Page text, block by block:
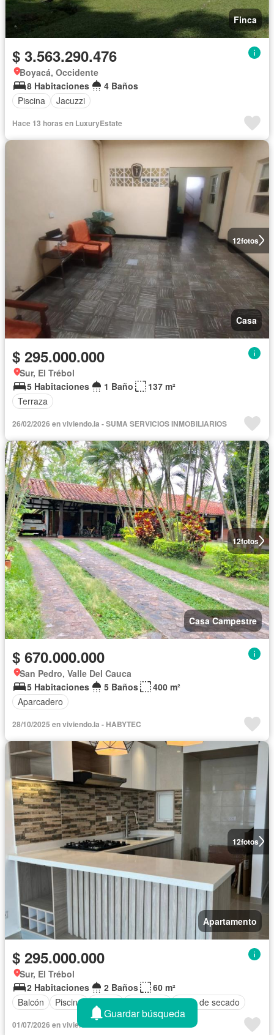
Finca
$ 3.563.290.476
Boyacá, Occidente
8 Habitaciones
4 Baños
Piscina
Jacuzzi
Hace 13 horas en LuxuryEstate
12fotos
Casa
$ 295.000.000
Sur, El Trébol
5 Habitaciones
1 Baño
137 m²
Terraza
26/02/2026 en viviendo.la - SUMA SERVICIOS INMOBILIARIOS
12fotos
Casa Campestre
$ 670.000.000
San Pedro, Valle Del Cauca
5 Habitaciones
5 Baños
400 m²
Aparcadero
28/10/2025 en viviendo.la - HABYTEC
12fotos
Apartamento
$ 295.000.000
Sur, El Trébol
2 Habitaciones
2 Baños
60 m²
Balcón
Piscina Jardín Gimnasio Zona de secado
01/07/2026 en viviendo.la - veloza inmobiliaria sas
Guardar búsqueda